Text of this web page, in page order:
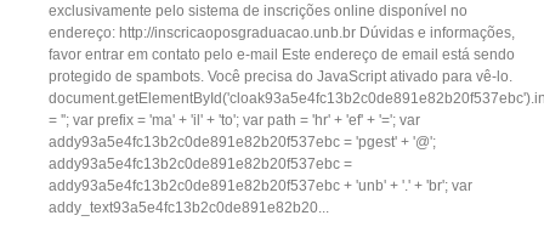
exclusivamente pelo sistema de inscrições online disponível no
endereço: http://inscricaoposgraduacao.unb.br Dúvidas e informações,
favor entrar em contato pelo e-mail Este endereço de email está sendo
protegido de spambots. Você precisa do JavaScript ativado para vê-lo.
= ''; var prefix = 'ma' + 'il' + 'to'; var path = 'hr' + 'ef' + '='; var
addy93a5e4fc13b2c0de891e82b20f537ebc = 'pgest' + '@';
addy93a5e4fc13b2c0de891e82b20f537ebc =
addy93a5e4fc13b2c0de891e82b20f537ebc + 'unb' + '.' + 'br'; var
addy_text93a5e4fc13b2c0de891e82b20...